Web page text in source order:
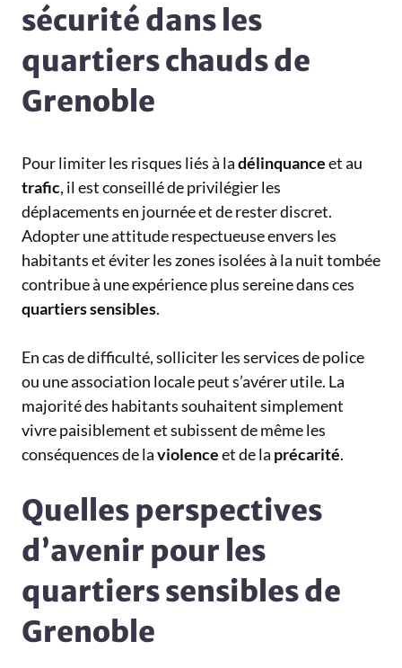
sécurité dans les
quartiers chauds de
Grenoble
Pour limiter les risques liés à ladélinquanceet au
trafic, il est conseillé de privilégier les
déplacements en journée et de rester discret.
Adopter une attitude respectueuse envers les
habitants et éviter les zones isolées à la nuit tombée
contribue à une expérience plus sereine dans ces
quartiers sensibles.
En cas de difficulté, solliciter les services de police
ou une association locale peut s’avérer utile. La
majorité des habitants souhaitent simplement
vivre paisiblement et subissent de même les
conséquences de laviolenceet de la précarité.
Quelles perspectives
d’avenir pour les
quartiers sensibles de
Grenoble